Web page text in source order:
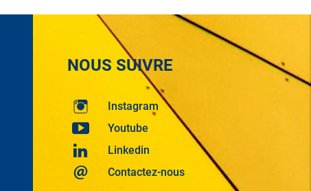
NOUS SUIVRE
Instagram
Youtube
Linkedin
Contactez-nous